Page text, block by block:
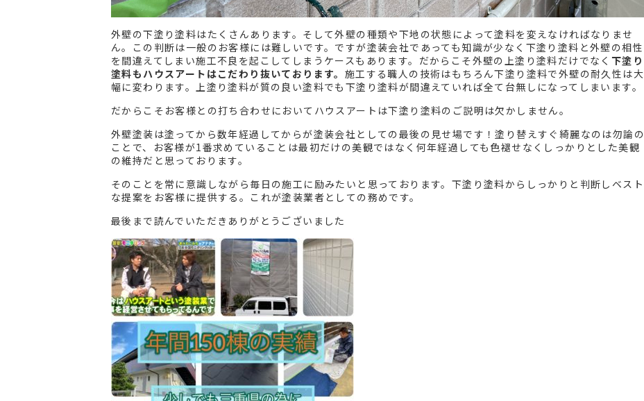
外壁の下塗り塗料はたくさんあります。そして外壁の種類や下地の状態によって塗料を変えなければなりませ
ん。この判断は一般のお客様には難しいです。ですが塗装会社であっても知識が少なく下塗り塗料と外壁の相性
を間違えてしまい施工不良を起こしてしまうケースもあります。だからこそ外壁の上塗り塗料だけでなく 下塗り
塗料もハウスアートはこだわり抜いております。 施工する職人の技術はもちろん下塗り塗料で外壁の耐久性は大
幅に変わります。上塗り塗料が質の良い塗料でも下塗り塗料が間違えていれば全て台無しになってしまいます。
だからこそお客様との打ち合わせにおいてハウスアートは下塗り塗料のご説明は欠かしません。
外壁塗装は塗ってから数年経過してからが塗装会社としての最後の見せ場です！塗り替えすぐ綺麗なのは勿論の
ことで、お客様が1番求めていることは最初だけの美観ではなく何年経過しても色褪せなくしっかりとした美観
の維持だと思っております。
そのことを常に意識しながら毎日の施工に励みたいと思っております。下塗り塗料からしっかりと判断しベスト
な提案をお客様に提供する。これが塗装業者としての務めです。
最後まで読んでいただきありがとうございました